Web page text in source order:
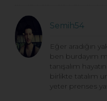
Semih54
Eğer aradığın
ben burdayım
tanışalım
birlikte tatalım
yeter prenses